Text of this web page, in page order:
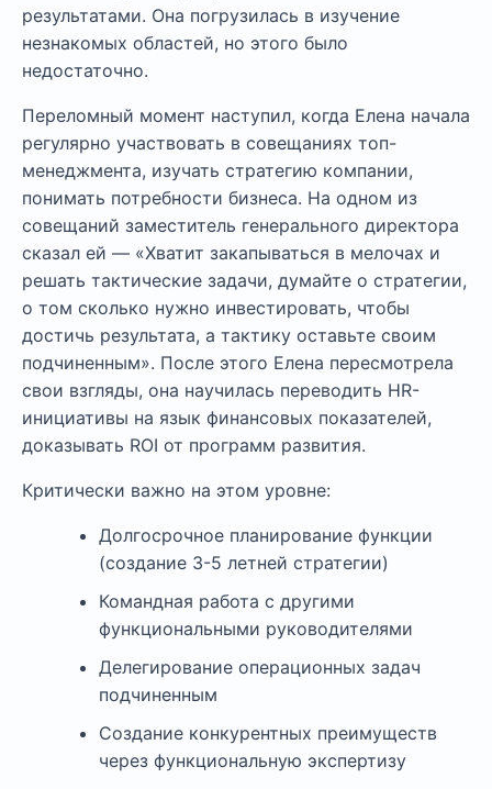
результатами. Она погрузилась в изучение
незнакомых областей, но этого было
недостаточно.
Переломный момент наступил, когда Елена начала
регулярно участвовать в совещаниях топ-
менеджмента, изучать стратегию компании,
понимать потребности бизнеса. На одном из
совещаний заместитель генерального директора
сказал ей — «Хватит закапываться в мелочах и
решать тактические задачи, думайте о стратегии,
о том сколько нужно инвестировать, чтобы
достичь результата, а тактику оставьте своим
подчиненным». После этого Елена пересмотрела
свои взгляды, она научилась переводить HR-
инициативы на язык финансовых показателей,
доказывать ROI от программ развития.
Критически важно на этом уровне:
Долгосрочное планирование функции
(создание 3-5 летней стратегии)
Командная работа с другими
функциональными руководителями
Делегирование операционных задач
подчиненным
Создание конкурентных преимуществ
через функциональную экспертизу